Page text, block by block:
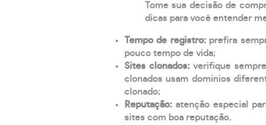
Tome sua decisão de
dicas para você entender
Tempo de registro: prefira
pouco tempo de vida;
Sites clonados: verifique
clonados usam domínios
clonado;
Reputação: atenção especial
sites com boa reputação.